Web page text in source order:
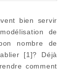
bien servir
de
nombre de
[1]? Déjà
comment